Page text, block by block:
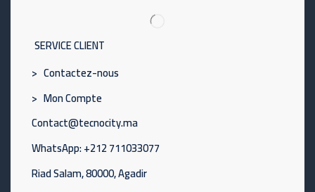
SERVICE CLIENT
> Contactez-nous
> Mon Compte
Contact@tecnocity.ma
WhatsApp: +212 711033077
Riad Salam, 80000, Agadir